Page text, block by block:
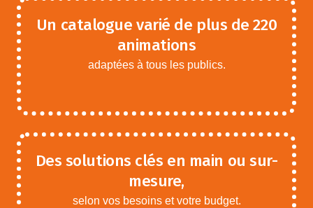
Un catalogue varié de plus de 220
animations
adaptées à tous les publics.
Des solutions clés en main ou sur-
mesure,
selon vos besoins et votre budget.